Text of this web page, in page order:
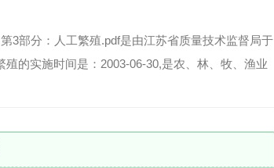
3部分：人工繁殖.pdf是由江苏省质量技术监督局于
的实施时间是：2003-06-30,是农、林、牧、渔业